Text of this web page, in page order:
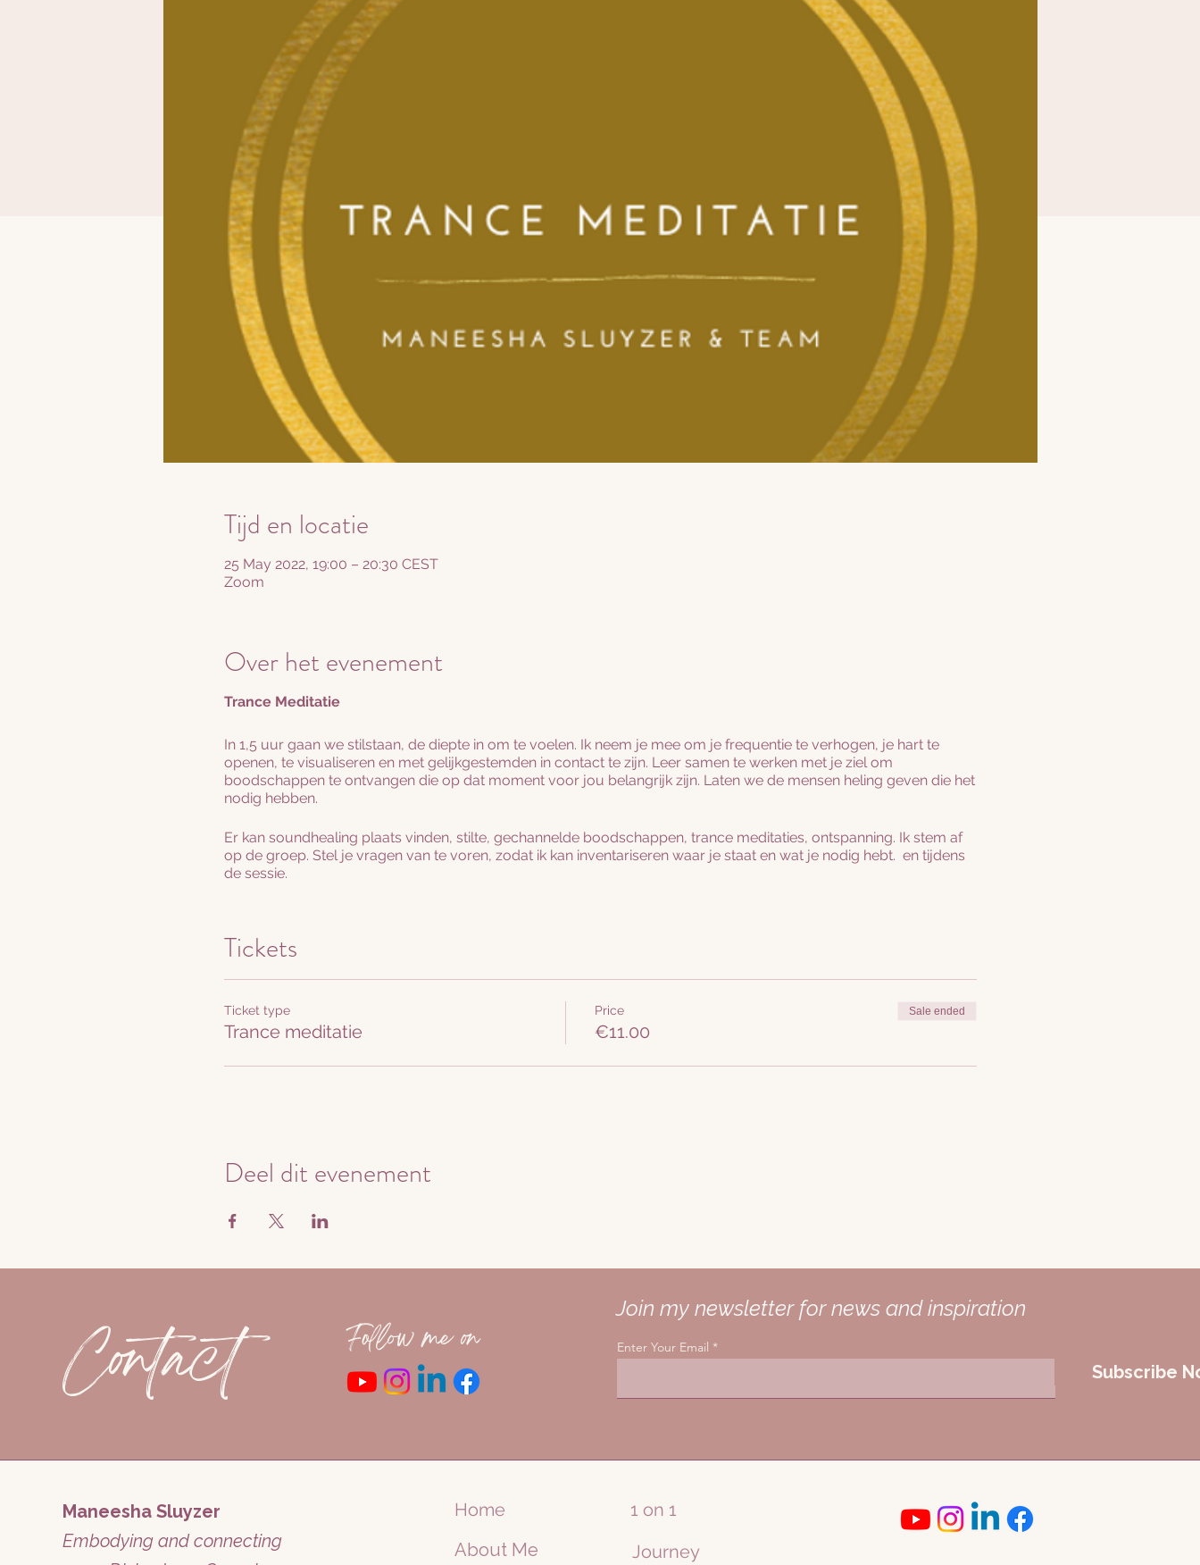
Tijd en locatie
25 May 2022, 19:00 – 20:30 CEST
Zoom
Over het evenement
Trance Meditatie
In 1,5 uur gaan we stilstaan, de diepte in om te voelen. Ik neem je mee om je frequentie te verhogen, je hart te
openen, te visualiseren en met gelijkgestemden in contact te zijn. Leer samen te werken met je ziel om
boodschappen te ontvangen die op dat moment voor jou belangrijk zijn. Laten we de mensen heling geven die het
nodig hebben.
Er kan soundhealing plaats vinden, stilte, gechannelde boodschappen, trance meditaties, ontspanning. Ik stem af
op de groep. Stel je vragen van te voren, zodat ik kan inventariseren waar je staat en wat je nodig hebt. en tijdens
de sessie.
Je kan zo vaak deelnemen als je wilt.
Tot gauw!
Tickets
Ticket type
Trance meditatie
Price
€11.00
Sale ended
Deel dit evenement
Join my newsletter for news and inspiration
Contact Follow me on Enter Your Email
Subscribe
Maneesha Sluyzer
Embodying and connecting
Home
1 on 1
Journey
About Me